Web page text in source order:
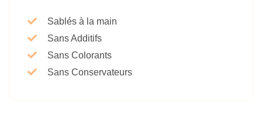
Sablés à la main
Sans Additifs
Sans Colorants
Sans Conservateurs